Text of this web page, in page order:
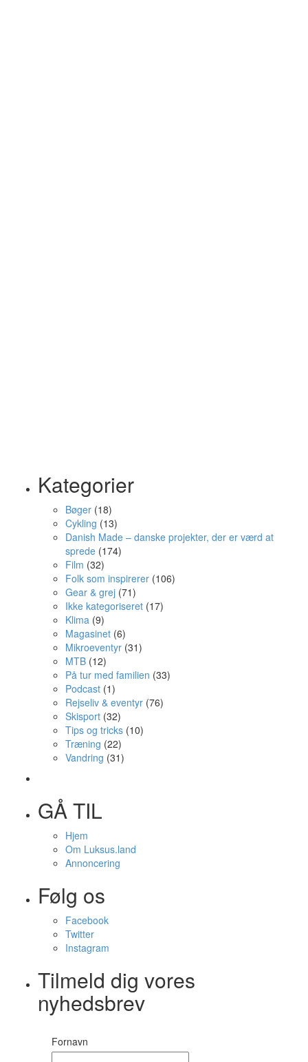
Kategorier
Bøger (18)
Cykling (13)
Danish Made – danske projekter, der er værd at
sprede (174)
Film (32)
Folk som inspirerer (106)
Gear & grej (71)
Ikke kategoriseret (17)
Klima (9)
Magasinet (6)
Mikroeventyr (31)
MTB (12)
På tur med familien (33)
Podcast (1)
Rejseliv & eventyr (76)
Skisport (32)
Tips og tricks (10)
Træning (22)
Vandring (31)
GÅ TIL
Hjem
Om Luksus.land
Annoncering
Følg os
Facebook
Twitter
Instagram
Tilmeld dig vores
nyhedsbrev
Fornavn